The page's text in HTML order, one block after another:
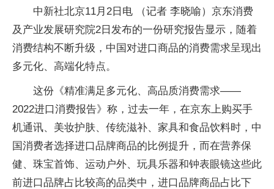
中新社北京11月2日电 （记者 李晓喻）京东消费
及产业发展研究院2日发布的一份研究报告显示，随着
消费结构不断升级，中国对进口商品的消费需求呈现出
多元化、高端化特点。
这份《精准满足多元化、高品质消费需求——
2022进口消费报告》称，过去一年，在京东上购买手
机通讯、美妆护肤、传统滋补、家具和食品饮料时，中
国消费者选择进口品牌商品的比例提升，而在营养保
健、珠宝首饰、运动户外、玩具乐器和钟表眼镜这些此
前进口品牌占比较高的品类中，进口品牌商品占比下